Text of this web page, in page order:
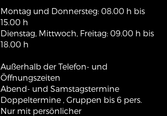
Montag und Donnersteg: 08.00 h bis
15.00 h
Dienstag, Mittwoch, Freitag: 09.00 h bis
18.00 h
Außerhalb der Telefon- und
Öffnungszeiten
Abend- und Samstagstermine
Doppeltermine , Gruppen bis 6 pers.
Nur mit persönlicher